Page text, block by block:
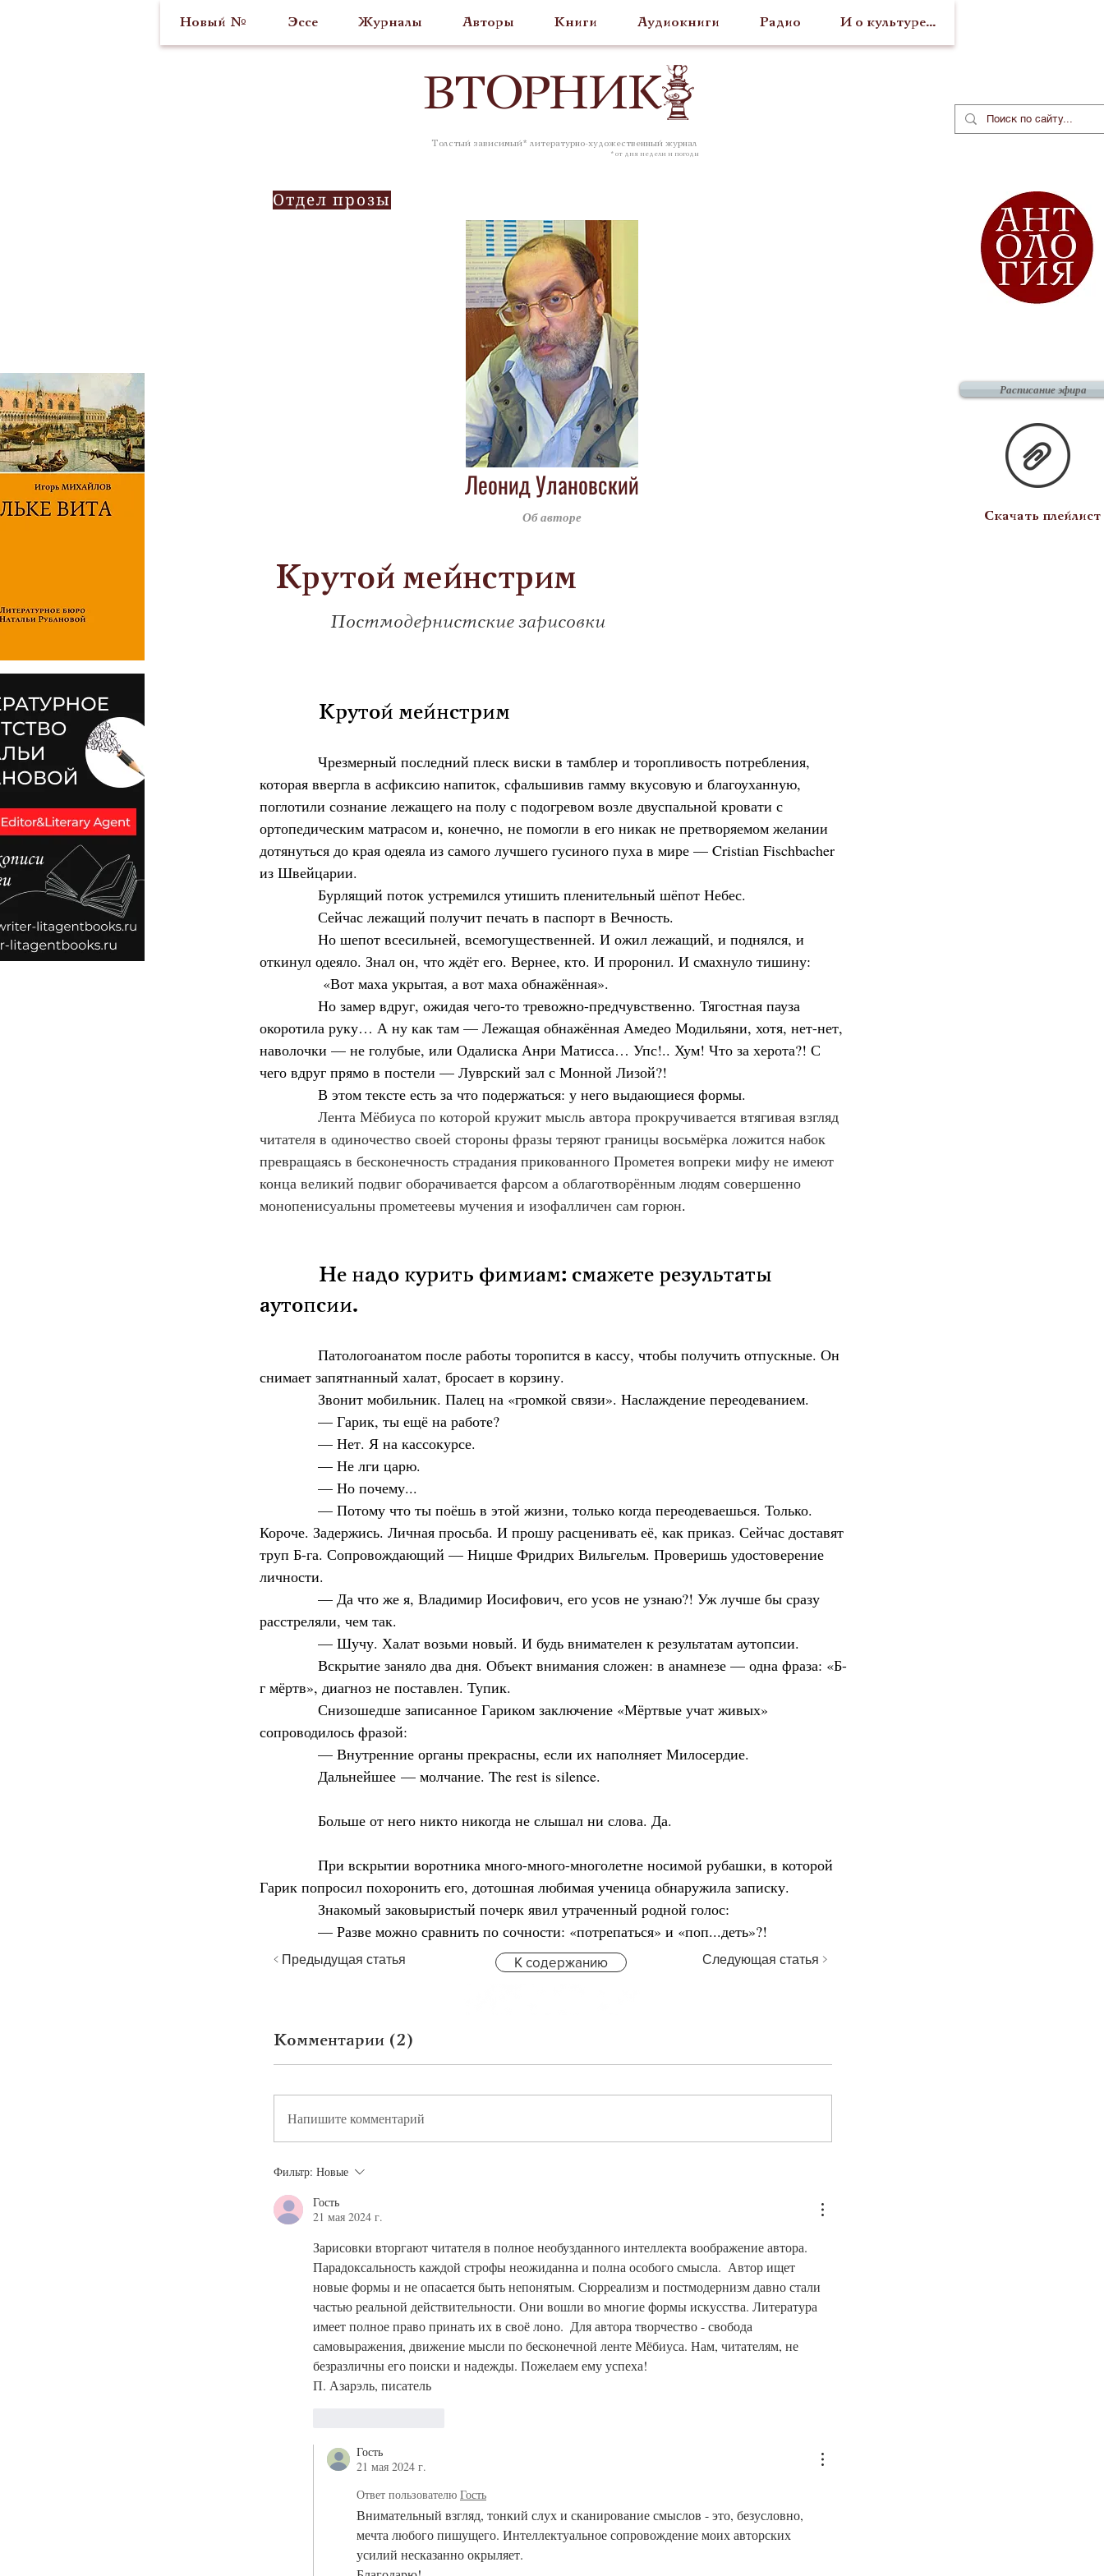
Новый № Эссе Журналы Авторы Книги Аудиокниги Радио И о культуре...
ВТОРНИК
Толстый зависимый* литературно-художественный журнал
* от дня недели и погоды
Отдел прозы
Леонид Улановский
Об авторе
Крутой мейнстрим
Постмодернистские зарисовки
Крутой мейнстрим
Чрезмерный последний плеск виски в тамблер и торопливость потребления,
которая ввергла в асфиксию напиток, сфальшивив гамму вкусовую и благоуханную,
поглотили сознание лежащего на полу с подогревом возле двуспальной кровати с
ортопедическим матрасом и, конечно, не помогли в его никак не претворяемом желании
дотянуться до края одеяла из самого лучшего гусиного пуха в мире — Cristian Fischbacher
из Швейцарии.
Бурлящий поток устремился утишить пленительный шёпот Небес.
Сейчас лежащий получит печать в паспорт в Вечность.
Но шепот всесильней, всемогущественней. И ожил лежащий, и поднялся, и
откинул одеяло. Знал он, что ждёт его. Вернее, кто. И проронил. И смахнуло тишину:
«Вот маха укрытая, а вот маха обнажённая».
Но замер вдруг, ожидая чего-то тревожно-предчувственно. Тягостная пауза
окоротила руку… А ну как там — Лежащая обнажённая Амедео Модильяни, хотя, нет-нет,
наволочки — не голубые, или Одалиска Анри Матисса… Упс!.. Хум! Что за херота?! С
чего вдруг прямо в постели — Луврский зал с Монной Лизой?!
В этом тексте есть за что подержаться: у него выдающиеся формы.
Лента Мёбиуса по которой кружит мысль автора прокручивается втягивая взгляд
читателя в одиночество своей стороны фразы теряют границы восьмёрка ложится набок
превращаясь в бесконечность страдания прикованного Прометея вопреки мифу не имеют
конца великий подвиг оборачивается фарсом а облаготворённым людям совершенно
монопенисуальны прометеевы мучения и изофалличен сам горюн.
Не надо курить фимиам: смажете результаты
аутопсии.
Патологоанатом после работы торопится в кассу, чтобы получить отпускные. Он
снимает запятнанный халат, бросает в корзину.
Звонит мобильник. Палец на «громкой связи». Наслаждение переодеванием.
— Гарик, ты ещё на работе?
— Нет. Я на кассокурсе.
— Не лги царю.
— Но почему...
— Потому что ты поёшь в этой жизни, только когда переодеваешься. Только.
Короче. Задержись. Личная просьба. И прошу расценивать её, как приказ. Сейчас доставят
труп Б-га. Сопровождающий — Ницше Фридрих Вильгельм. Проверишь удостоверение
личности.
— Да что же я, Владимир Иосифович, его усов не узнаю?! Уж лучше бы сразу
расстреляли, чем так.
— Шучу. Халат возьми новый. И будь внимателен к результатам аутопсии.
Вскрытие заняло два дня. Объект внимания сложен: в анамнезе — одна фраза: «Б-
г мёртв», диагноз не поставлен. Тупик.
Снизошедше записанное Гариком заключение «Мёртвые учат живых»
сопроводилось фразой:
— Внутренние органы прекрасны, если их наполняет Милосердие.
Дальнейшее — молчание. The rest is silence.
Больше от него никто никогда не слышал ни слова. Да.
При вскрытии воротника много-много-многолетне носимой рубашки, в которой
Гарик попросил похоронить его, дотошная любимая ученица обнаружила записку.
Знакомый заковыристый почерк явил утраченный родной голос:
— Разве можно сравнить по сочности: «потрепаться» и «поп...деть»?!
< Предыдущая статья К содержанию Следующая статья >
Комментарии (2)
Напишите комментарий
Фильтр: Новые
Гость
21 мая 2024 г.
Зарисовки вторгают читателя в полное необузданного интеллекта воображение автора.
Парадоксальность каждой строфы неожиданна и полна особого смысла.  Автор ищет
новые формы и не опасается быть непонятым. Сюрреализм и постмодернизм давно стали
частью реальной действительности. Они вошли во многие формы искусства. Литература
имеет полное право принать их в своё лоно.  Для автора творчество - свобода
самовыражения, движение мысли по бесконечной ленте Мёбиуса. Нам, читателям, не
безразличны его поиски и надежды. Пожелаем ему успеха!
П. Азарэль, писатель
Гость
21 мая 2024 г.
Ответ пользователю Гость
Внимательный взгляд, тонкий слух и сканирование смыслов - это, безусловно,
мечта любого пишущего. Интеллектуальное сопровождение моих авторских
усилий несказанно окрыляет.
Расписание эфира
Скачать плейлист